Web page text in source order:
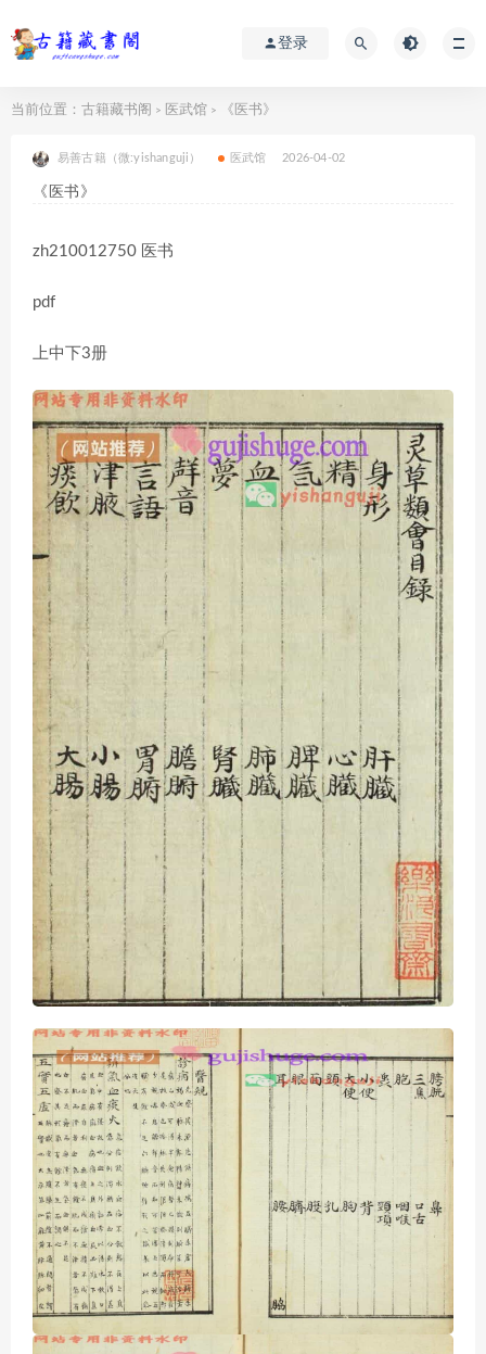
登录
当前位置： 古籍藏书阁 > 医武馆 > 《医书》
易善古籍（微:yishanguji） 医武馆 2026-04-02
《医书》
zh210012750 医书
pdf
上中下3册